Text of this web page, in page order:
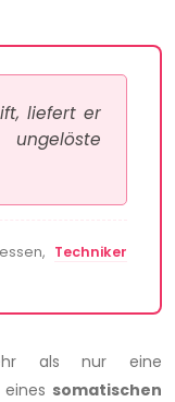
liefert er
Techniker
als nur eine
somatischen